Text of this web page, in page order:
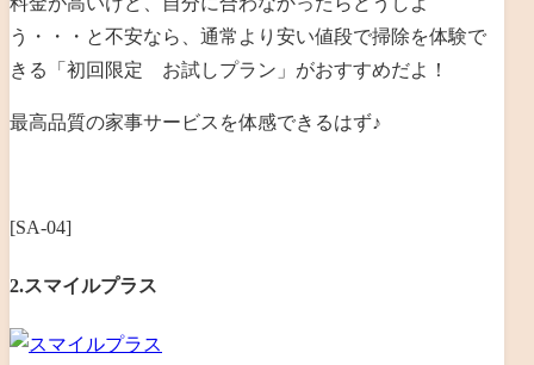
う・・・と不安なら、通常より安い値段で掃除を体験で
きる「初回限定 お試しプラン」がおすすめだよ！
最高品質の家事サービスを体感できるはず♪
[SA-04]
2.スマイルプラス